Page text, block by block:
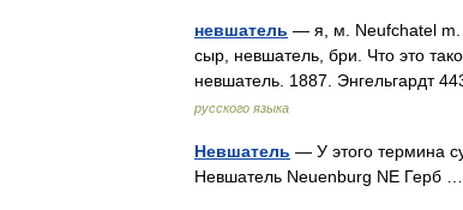
невшатель — я, м. Neufchatel m.
сыр, невшатель, бри. Что это
невшатель. 1887. Энгельгардт
русского языка
Невшатель — У этого термина
Невшатель Neuenburg NE Герб